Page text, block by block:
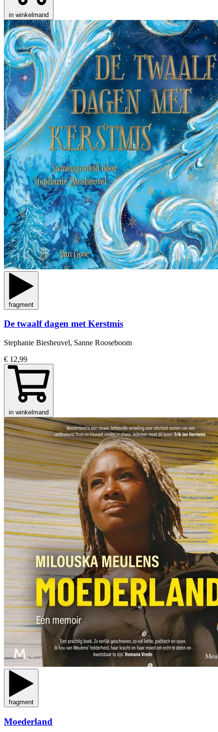
in winkelmand
fragment
De twaalf dagen met Kerstmis
Stephanie Biesheuvel, Sanne Rooseboom
€ 12,99
in winkelmand
fragment
Moederland